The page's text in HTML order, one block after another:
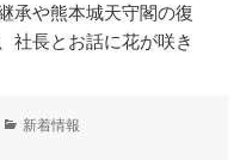
承や熊本城天守閣の復
社長とお話に花が咲き
カ
新着情報